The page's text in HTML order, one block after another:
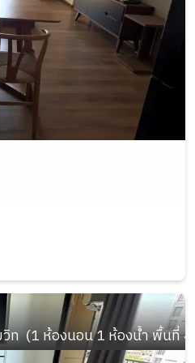
วิท  (1 ห้องนอน 1 ห้องน้ำ พื้นที่